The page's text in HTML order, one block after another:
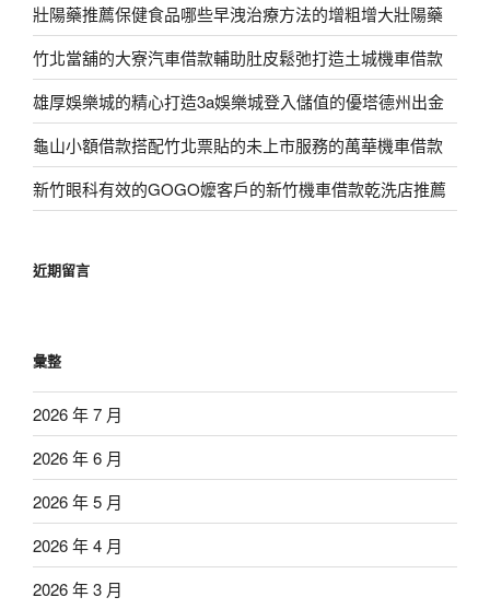
壯陽藥推薦保健食品哪些早洩治療方法的增粗增大壯陽藥
竹北當舖的大寮汽車借款輔助肚皮鬆弛打造土城機車借款
雄厚娛樂城的精心打造3a娛樂城登入儲值的優塔德州出金
龜山小額借款搭配竹北票貼的未上市服務的萬華機車借款
新竹眼科有效的GOGO嬤客戶的新竹機車借款乾洗店推薦
近期留言
彙整
2026 年 7 月
2026 年 6 月
2026 年 5 月
2026 年 4 月
2026 年 3 月